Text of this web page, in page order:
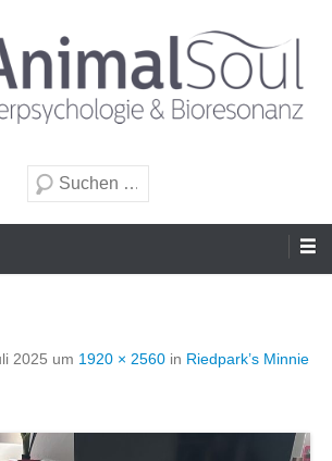
Suche
2025 um 1920 × 2560 in Riedpark’s Minnie